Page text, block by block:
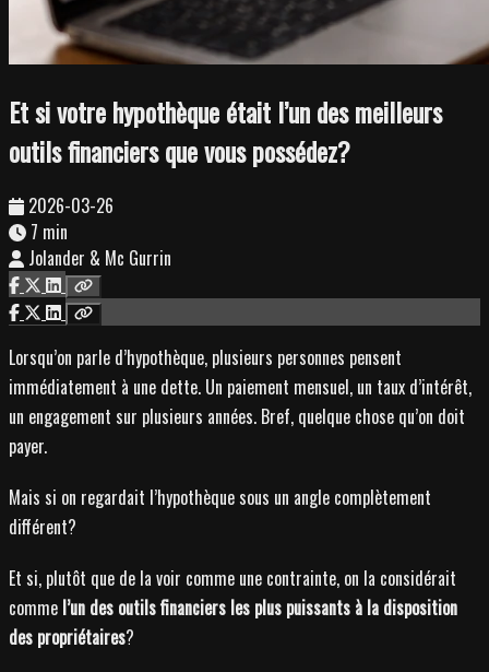
Et si votre hypothèque était l’un des meilleurs
outils financiers que vous possédez?
2026-03-26
7 min
Jolander & Mc Gurrin
Lorsqu’on parle d’hypothèque, plusieurs personnes pensent
immédiatement à une dette. Un paiement mensuel, un taux d’intérêt,
un engagement sur plusieurs années. Bref, quelque chose qu’on doit
payer.
Mais si on regardait l’hypothèque sous un angle complètement
différent?
Et si, plutôt que de la voir comme une contrainte, on la considérait
comme l’un des outils financiers les plus puissants à la disposition
des propriétaires?